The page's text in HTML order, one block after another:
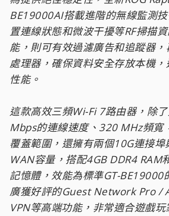
BE19000AI搭載進階的無線監測
置連線狀態和微波干擾等RF掃描
能，則可有效過濾廣告和追蹤器
處理器，確保資料安全存放本機
性能。
這款高效三頻Wi-Fi 7路由器，除
Mbps的連線速度、320 MHz頻寬
覆蓋範圍，還擁有兩個10G連接
WAN容量，搭配4GB DDR4 RAM
記憶體，效能為標準GT-BE19000
廣獲好評的Guest Network Pro /
VPN等高端功能，非常適合遊戲